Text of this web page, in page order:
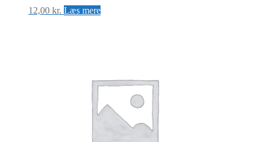
12,00 kr. Læs mere